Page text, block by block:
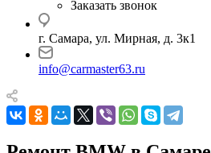
Заказать звонок
г. Самара, ул. Мирная, д. 3к1
info@carmaster63.ru